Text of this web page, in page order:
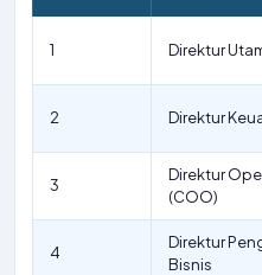
1 Direktur
2 Direktur
3
Direktur
(COO)
4
Direktur
Bisnis